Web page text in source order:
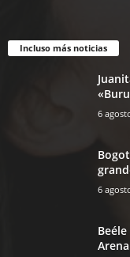
Incluso más noticias
6
6